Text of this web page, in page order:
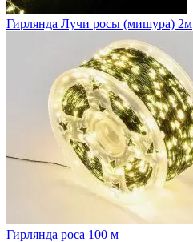
Гирлянда Лучи росы (мишура) 2м
Гирлянда роса 100 м